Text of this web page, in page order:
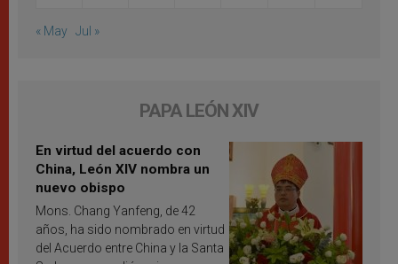
« May Jul »
PAPA LEÓN XIV
En virtud del acuerdo con
China, León XIV nombra un
nuevo obispo
Mons. Chang Yanfeng, de 42
años, ha sido nombrado en virtud
del Acuerdo entre China y la Santa